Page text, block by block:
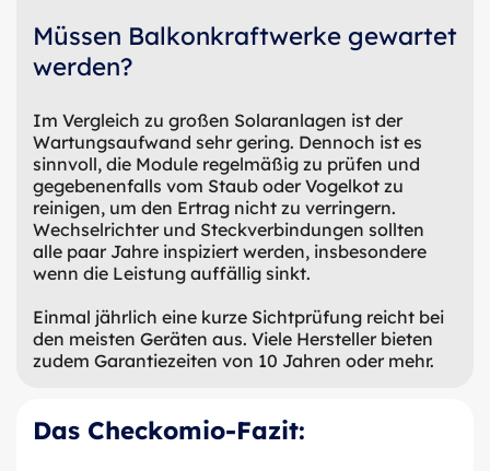
Müssen Balkonkraftwerke gewartet
werden?
Im Vergleich zu großen Solaranlagen ist der
Wartungsaufwand sehr gering. Dennoch ist es
sinnvoll, die Module regelmäßig zu prüfen und
gegebenenfalls vom Staub oder Vogelkot zu
reinigen, um den Ertrag nicht zu verringern.
Wechselrichter und Steckverbindungen sollten
alle paar Jahre inspiziert werden, insbesondere
wenn die Leistung auffällig sinkt.
Einmal jährlich eine kurze Sichtprüfung reicht bei
den meisten Geräten aus. Viele Hersteller bieten
zudem Garantiezeiten von 10 Jahren oder mehr.
Das Checkomio-Fazit: